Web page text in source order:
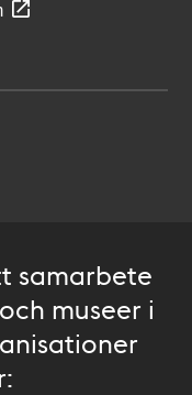
samarbete
museer i